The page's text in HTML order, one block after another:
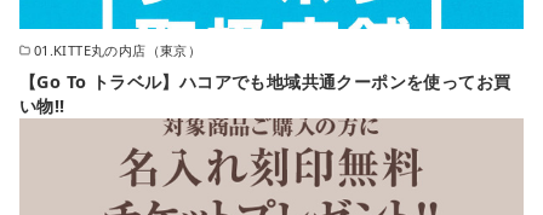
01.KITTE丸の内店（東京）
【Go To トラベル】ハコアでも地域共通クーポンを使ってお買
い物!!